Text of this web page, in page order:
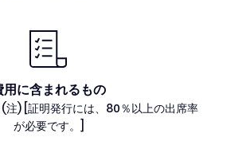
用に含まれるもの
注) [証明発行には、80％以上の出席率
が必要です。]